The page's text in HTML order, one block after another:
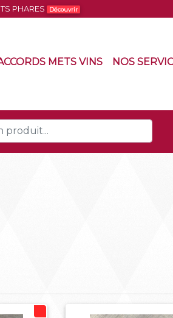
PHARES Découvrir
METS VINS(CURRENT)
NOS